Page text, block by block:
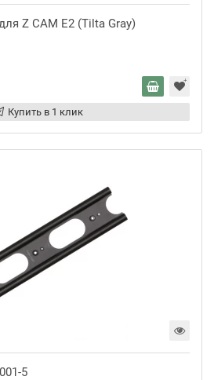
Z CAM E2 (Tilta Gray)
Купить в 1 клик
5